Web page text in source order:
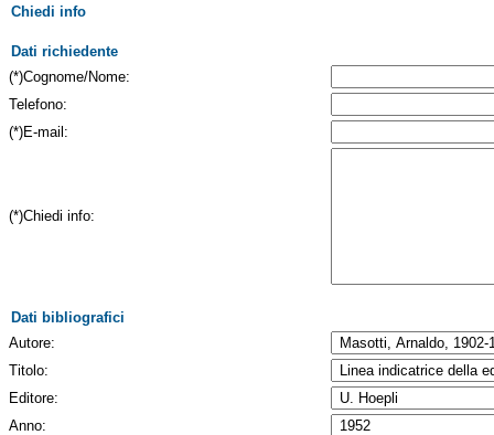
Chiedi info
Dati richiedente
(*)Cognome/Nome:
Telefono:
(*)E-mail:
(*)Chiedi info:
Dati bibliografici
Autore:
Titolo:
Editore:
Anno: